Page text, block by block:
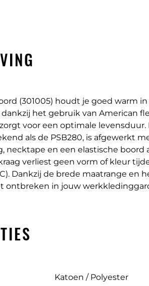
(301005) houdt je goed warm
het gebruik van American
voor een optimale levensduur.
als de PSB280, is afgewerkt
necktape en een elastische boord
verliest geen vorm of kleur
Dankzij de brede maatrange en
ontbreken in jouw
Katoen / Polyester